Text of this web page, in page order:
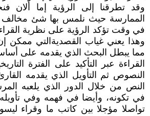
وقد تطرقنا إلى الرؤية إما ألان
الممارسة حيث نلمس بها شئ مخالف
في وقت تؤكد الرؤية على نظرية
وهذا يعني غياب القصديةالتي ممكن
مما يبطل البحث الذي يقدمه على
القراءة عبر التأكيد على الفترة
النصوص ثم التأويل الذي يقدمه
النص من خلال الدور الذي يلعبه
في تكونه، وأيضا في فهمه وفي
تواصلا مؤجلا بين كاتب ما وقراء